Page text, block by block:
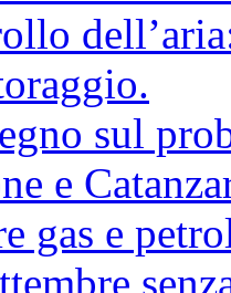
sul
e
gas e